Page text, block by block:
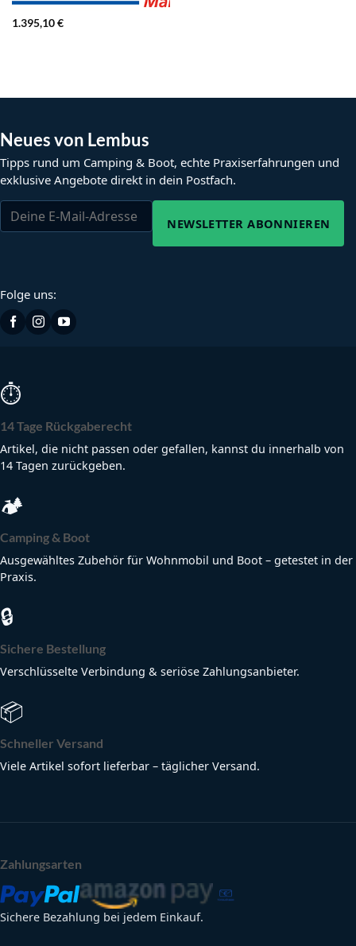
1.395,10€
Neues von Lembus
Tipps rund um Camping & Boot, echte Praxiserfahrungen und
exklusive Angebote direkt in dein Postfach.
NEWSLETTER ABONNIEREN
Folge uns:
⏱
14 Tage Rückgaberecht
Artikel, die nicht passen oder gefallen, kannst du innerhalb von
14 Tagen zurückgeben.
🏕
Camping & Boot
Ausgewähltes Zubehör für Wohnmobil und Boot – getestet in der
Praxis.
🔒
Sichere Bestellung
Verschlüsselte Verbindung & seriöse Zahlungsanbieter.
📦
Schneller Versand
Viele Artikel sofort lieferbar – täglicher Versand.
Zahlungsarten
Sichere Bezahlung bei jedem Einkauf.